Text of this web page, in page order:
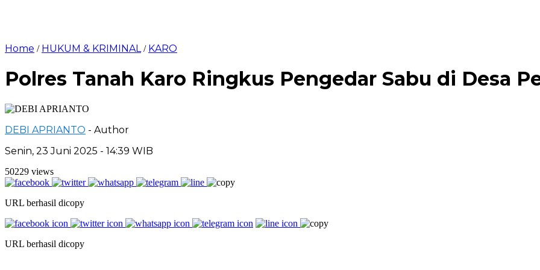
Home / HUKUM & KRIMINAL / KARO
Polres Tanah Karo Ringkus Pengedar Sabu di Desa
DEBI APRIANTO - Author
Senin, 23 Juni 2025 - 14:39 WIB
50229 views
URL berhasil dicopy
URL berhasil dicopy